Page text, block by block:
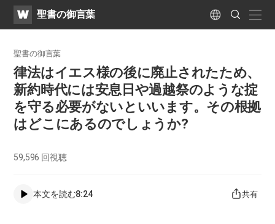
WATV聖書の御言葉 Language
Search
Submit
聖書の御言葉
律法はイエス様の後に廃止されたため、
新約時代には安息日や過越祭のような掟
を守る必要がないといいます。その根拠
はどこにあるのでしょうか?
59,596 回視聴
本文を読む8:24 共有